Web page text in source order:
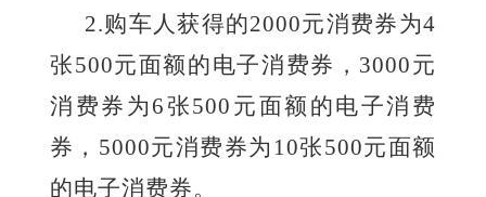
2.购车人获得的2000元消费券为4
张500元面额的电子消费券，3000元
消费券为 6张500元面额的电子消费
券，5000元消费券为 10张500元面额
的电子消费券。